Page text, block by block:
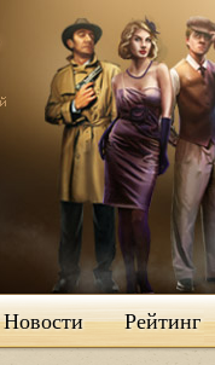
Новости Рейтинг